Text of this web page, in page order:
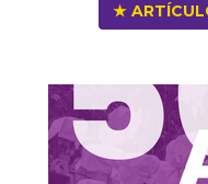
★